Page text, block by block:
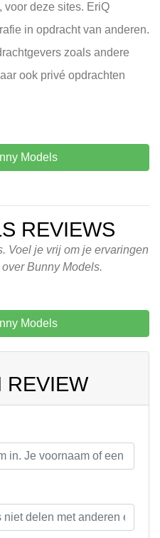
voor deze sites. EriQ
in opdracht van anderen.
zoals andere
ook privé opdrachten
Models
REVIEWS
Voel je vrij om je ervaringen
Bunny Models.
Models
REVIEW